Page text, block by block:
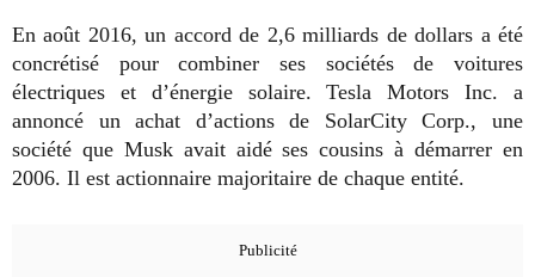
En août 2016, un accord de 2,6 milliards de dollars a été
concrétisé pour combiner ses sociétés de voitures
électriques et d’énergie solaire. Tesla Motors Inc. a
annoncé un achat d’actions de SolarCity Corp., une
société que Musk avait aidé ses cousins à démarrer en
2006. Il est actionnaire majoritaire de chaque entité.